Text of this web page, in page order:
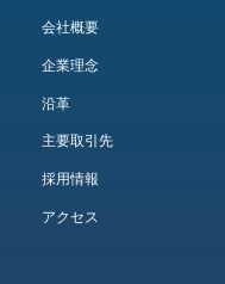
会社概要
企業理念
沿革
主要取引先
採用情報
アクセス